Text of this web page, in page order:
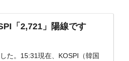
「2,721」陽線です
た。15:31現在、KOSPI（韓国